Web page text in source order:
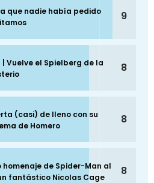
que nadie había pedido
9
Vuelve el Spielberg de la
8
(casi) de lleno con su
de Homero
8
homenaje de Spider-Man al
fantástico Nicolas Cage
8